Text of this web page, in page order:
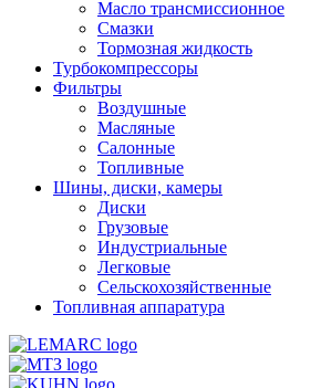
Масло трансмиссионное
Смазки
Тормозная жидкость
Турбокомпрессоры
Фильтры
Воздушные
Масляные
Салонные
Топливные
Шины, диски, камеры
Диски
Грузовые
Индустриальные
Легковые
Сельскохозяйственные
Топливная аппаратура